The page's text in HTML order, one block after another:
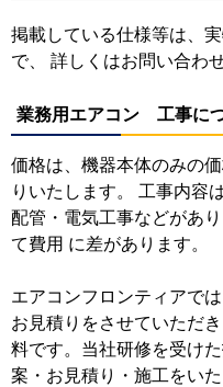
掲載している仕様等は、
で、 詳しくはお問い合わ
業務用エアコン 工事に
価格は、機器本体のみの
りいたします。 工事内容
配管・電気工事などがあ
て費用 に差があります。
エアコンフロンティアで
お見積りをさせていただ
料です。当社研修を受け
案・お見積り・施工をい